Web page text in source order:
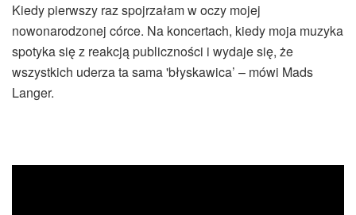
Kiedy pierwszy raz spojrzałam w oczy mojej
nowonarodzonej córce. Na koncertach, kiedy moja muzyka
spotyka się z reakcją publiczności i wydaje się, że
wszystkich uderza ta sama 'błyskawica’ – mówi Mads
Langer.